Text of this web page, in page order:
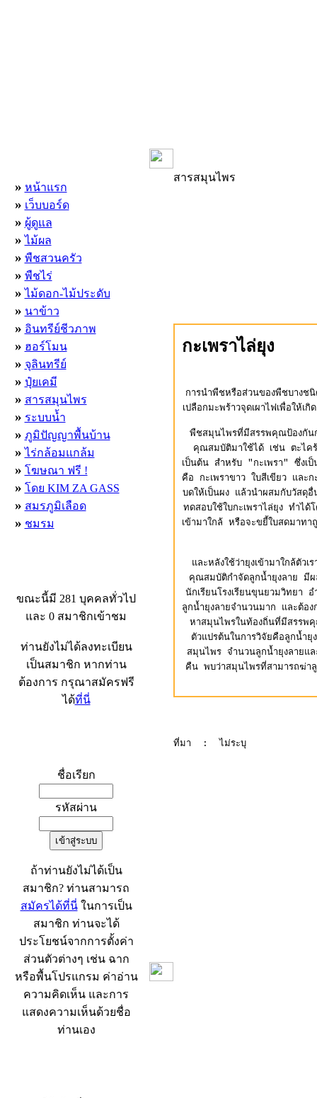
» หน้าแรก
» เว็บบอร์ด
» ผู้ดูแล
» ไม้ผล
» พืชสวนครัว
» พืชไร่
» ไม้ดอก-ไม้ประดับ
» นาข้าว
» อินทรีย์ชีวภาพ
» ฮอร์โมน
» จุลินทรีย์
» ปุ๋ยเคมี
» สารสมุนไพร
» ระบบน้ำ
» ภูมิปัญญาพื้นบ้าน
» ไร่กล้อมแกล้ม
» โฆษณา ฟรี !
» โดย KIM ZA GASS
» สมรภูมิเลือด
» ชมรม
ขณะนี้มี 281 บุคคลทั่วไป
และ 0 สมาชิกเข้าชม
ท่านยังไม่ได้ลงทะเบียน
เป็นสมาชิก หากท่าน
ต้องการ กรุณาสมัครฟรี
ได้ที่นี่
ชื่อเรียก
รหัสผ่าน
ถ้าท่านยังไม่ได้เป็น
สมาชิก? ท่านสามารถ
สมัครได้ที่นี่ในการเป็น
สมาชิก ท่านจะได้
ประโยชน์จากการตั้งค่า
ส่วนตัวต่างๆ เช่น ฉาก
หรือพื้นโปรแกรม ค่าอ่าน
ความคิดเห็น และการ
แสดงความเห็นด้วยชื่อ
ท่านเอง
สารสมุนไพร
กะเพราไล่ยุง
การนำพืชหรือส่วนของพืชบางช
เปลือกมะพร้าวจุดเผาไฟเพื่อให้
พืชสมุนไพรที่มีสรรพคุณป้องกัน
คุณสมบัติมาใช้ได้ เช่น ตะไ
เป็นต้น สำหรับ "กะเพรา" ซึ่งเ
คือ กะเพราขาว ใบสีเขียว และ
บดให้เป็นผง แล้วนำผสมกับวัสดุ
ทดสอบใช้ใบกะเพราไล่ยุง ทำได้
เข้ามาใกล้ หรือจะขยี้ใบสดมาทา
และหลังใช้ว่ายุงเข้ามาใกล้ตัว
คุณสมบัติกำจัดลูกน้ำยุงลาย มีผ
นักเรียนโรงเรียนขุนยวมวิทยา
ลูกน้ำยุงลายจำนวนมาก และต้อ
หาสมุนไพรในท้องถิ่นที่มีสรรพคุ
ตัวแปรต้นในการวิจัยคือลูกน้ำ
สมุนไพร จำนวนลูกน้ำยุงลายแล
คืน พบว่าสมุนไพรที่สามารถฆ่า
ที่มา : ไม่ระบุ